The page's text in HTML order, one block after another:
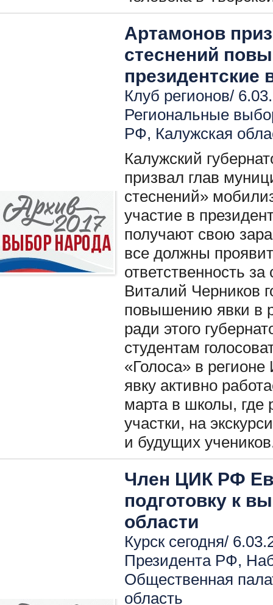
Артамонов
стеснений
Клуб регионов/
Региональные
РФ, Калужская
Калужский
призвал глав
стеснений»
участие в
получают свою
все должны
ответственность
Виталий Черников
повышению явки в
ради этого
студентам
«Голоса» в
явку активно
марта в школы, где
участки, на
и будущих
Член ЦИК РФ
подготовку к
области
Курск сегодня/
Президента РФ,
Общественная
область